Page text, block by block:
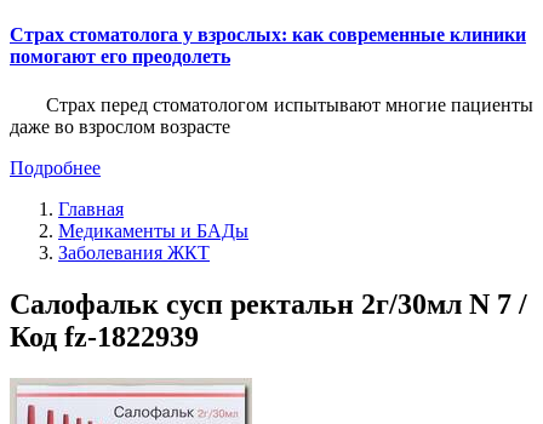
Страх стоматолога у взрослых: как современные клиники
помогают его преодолеть
Страх перед стоматологом испытывают многие пациенты
даже во взрослом возрасте
Подробнее
Главная
Медикаменты и БАДы
Заболевания ЖКТ
Салофальк сусп ректальн 2г/30мл N 7 /
Код fz-1822939